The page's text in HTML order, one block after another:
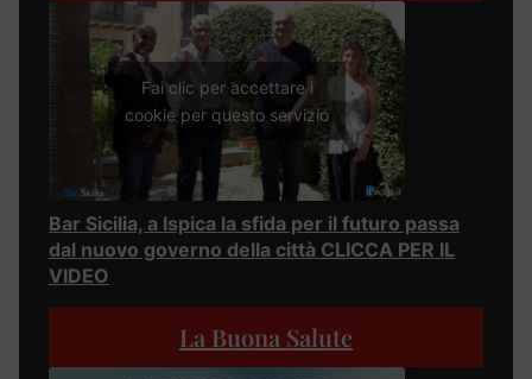
Fai clic per accettare i
cookie per questo servizio
Bar Sicilia, a Ispica la sfida per il futuro passa
dal nuovo governo della città CLICCA PER IL
VIDEO
La Buona Salute